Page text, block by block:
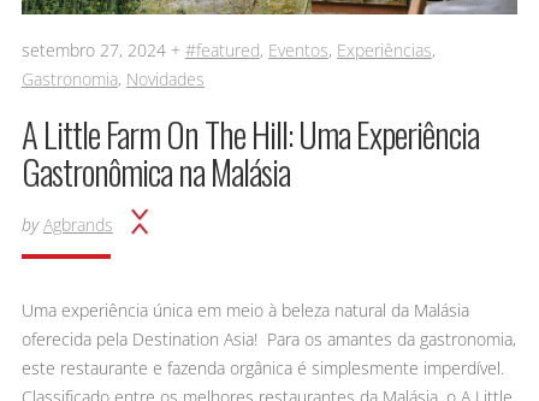
setembro 27, 2024 + #featured, Eventos, Experiências,
Gastronomia, Novidades
A Little Farm On The Hill: Uma Experiência
Gastronômica na Malásia
by Agbrands
Uma experiência única em meio à beleza natural da Malásia
oferecida pela Destination Asia! Para os amantes da gastronomia,
este restaurante e fazenda orgânica é simplesmente imperdível.